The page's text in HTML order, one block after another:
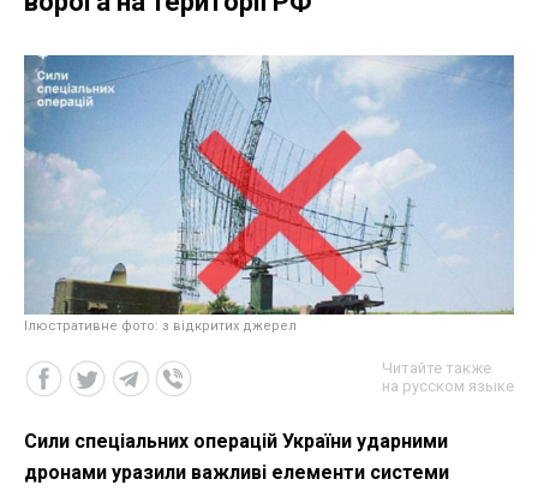
Ілюстративне фото: з відкритих джерел
Читайте также
на русском языке
Сили спеціальних операцій України ударними
дронами уразили важливі елементи системи